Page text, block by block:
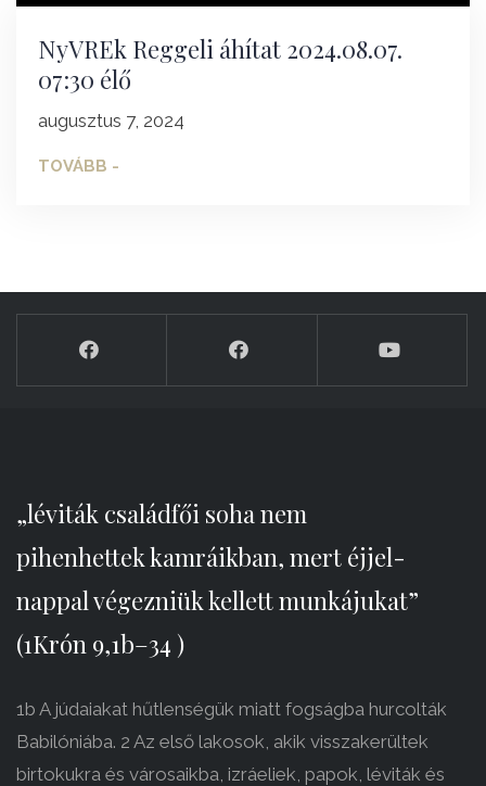
NyVREk Reggeli áhítat 2024.08.07.
07:30 élő
augusztus 7, 2024
TOVÁBB -
„léviták családfői soha nem
pihenhettek kamráikban, mert éjjel-
nappal végezniük kellett munkájukat”
(1Krón 9,1b–34 )
1b A júdaiakat hűtlenségük miatt fogságba hurcolták
Babilóniába. 2 Az első lakosok, akik visszakerültek
birtokukra és városaikba, izráeliek, papok, léviták és